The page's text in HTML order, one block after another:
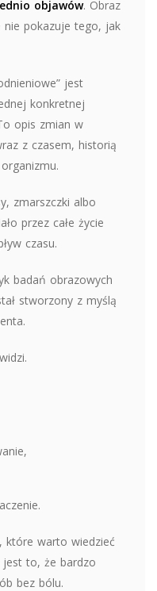
objawów. Obraz
nie pokazuje tego, jak
jest
konkretnej
opis zmian w
z czasem, historią
zmarszczki albo
przez całe życie
czasu.
badań obrazowych
stworzony z myślą
które warto wiedzieć
jest to, że bardzo
bez bólu.